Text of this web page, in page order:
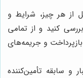
از هر چیز، شرایط و
کنید و از تمامی
و جریمه‌های
و سابقه تأمین‌کننده